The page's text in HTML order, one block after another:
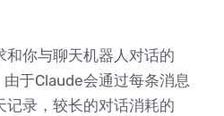
和你与聊天机器人对话的
由于Claude会通过每条消息
记录，较长的对话消耗的